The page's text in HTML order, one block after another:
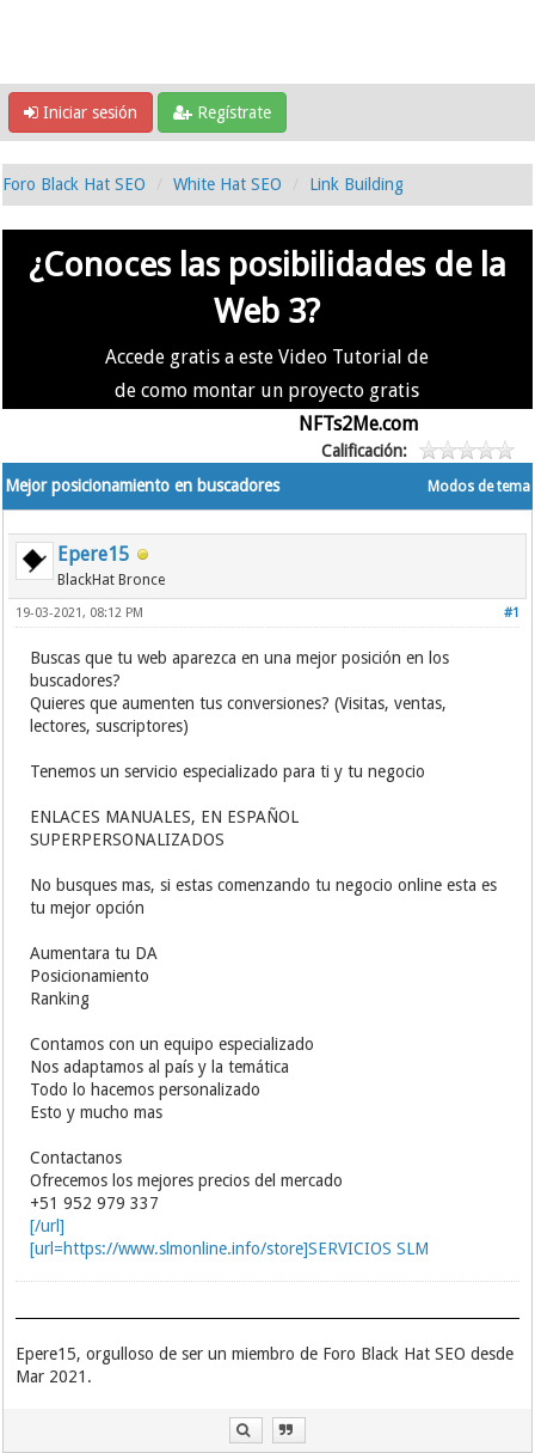
Iniciar sesión Regístrate
Foro Black Hat SEO White Hat SEO Link Building
¿Conoces las posibilidades de la
Web 3?
Accede gratis a este Video Tutorial de
de como montar un proyecto gratis
NFTs2Me.com
Calificación:
Modos de tema
Mejor posicionamiento en buscadores
Epere15
BlackHat Bronce
#1
19-03-2021, 08:12 PM
Buscas que tu web aparezca en una mejor posición en los
buscadores?
Quieres que aumenten tus conversiones? (Visitas, ventas,
lectores, suscriptores)
Tenemos un servicio especializado para ti y tu negocio
ENLACES MANUALES, EN ESPAÑOL
SUPERPERSONALIZADOS
No busques mas, si estas comenzando tu negocio online esta es
tu mejor opción
Aumentara tu DA
Posicionamiento
Ranking
Contamos con un equipo especializado
Nos adaptamos al país y la temática
Todo lo hacemos personalizado
Esto y mucho mas
Contactanos
Ofrecemos los mejores precios del mercado
+51 952 979 337
[/url]
[url=https://www.slmonline.info/store]SERVICIOS SLM
Epere15, orgulloso de ser un miembro de Foro Black Hat SEO desde
Mar 2021.